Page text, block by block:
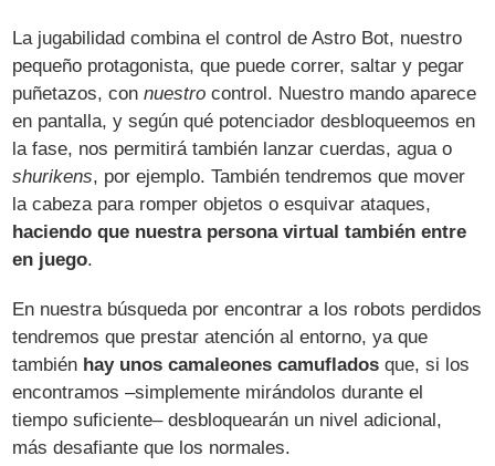
La jugabilidad combina el control de Astro Bot, nuestro
pequeño protagonista, que puede correr, saltar y pegar
puñetazos, connuestro control. Nuestro mando aparece
en pantalla, y según qué potenciador desbloqueemos en
la fase, nos permitirá también lanzar cuerdas, agua o
shurikens, por ejemplo. También tendremos que mover
la cabeza para romper objetos o esquivar ataques,
haciendo que nuestra persona virtual también entre
en juego.
En nuestra búsqueda por encontrar a los robots perdidos
tendremos que prestar atención al entorno, ya que
también hay unos camaleones camuflados que, si los
encontramos –simplemente mirándolos durante el
tiempo suficiente– desbloquearán un nivel adicional,
más desafiante que los normales.